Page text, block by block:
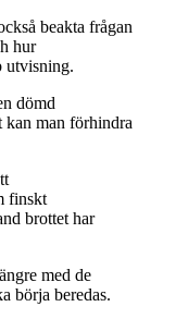
beakta frågan
hur
utvisning.
dömd
kan man förhindra
finskt
brottet har
med de
börja beredas.